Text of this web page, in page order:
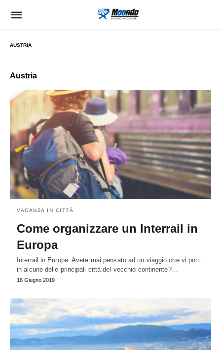
AUSTRIA
Austria
VACANZA IN CITTÀ
Come organizzare un Interrail in
Europa
Interrail in Europa: Avete mai pensato ad un viaggio che vi porti
in alcune delle principali città del vecchio continente?…
18 Giugno 2019